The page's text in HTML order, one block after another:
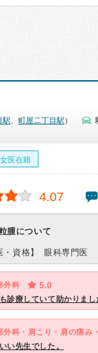
駅 町屋二丁目駅 ）
女医在籍
4.07
腫について
・資格】 眼科専門医
外科 5.0
診療していて助かりまし
外科・肩こり・肩の痛み
い先生でした。